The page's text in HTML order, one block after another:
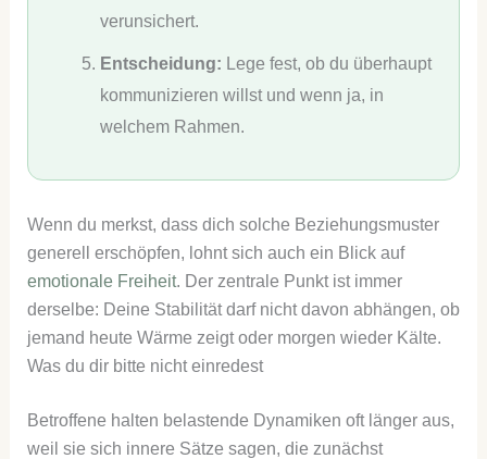
verunsichert.
Entscheidung: Lege fest, ob du überhaupt
kommunizieren willst und wenn ja, in
welchem Rahmen.
Wenn du merkst, dass dich solche Beziehungsmuster
generell erschöpfen, lohnt sich auch ein Blick auf
emotionale Freiheit. Der zentrale Punkt ist immer
derselbe: Deine Stabilität darf nicht davon abhängen, ob
jemand heute Wärme zeigt oder morgen wieder Kälte.
Was du dir bitte nicht einredest
Betroffene halten belastende Dynamiken oft länger aus,
weil sie sich innere Sätze sagen, die zunächst